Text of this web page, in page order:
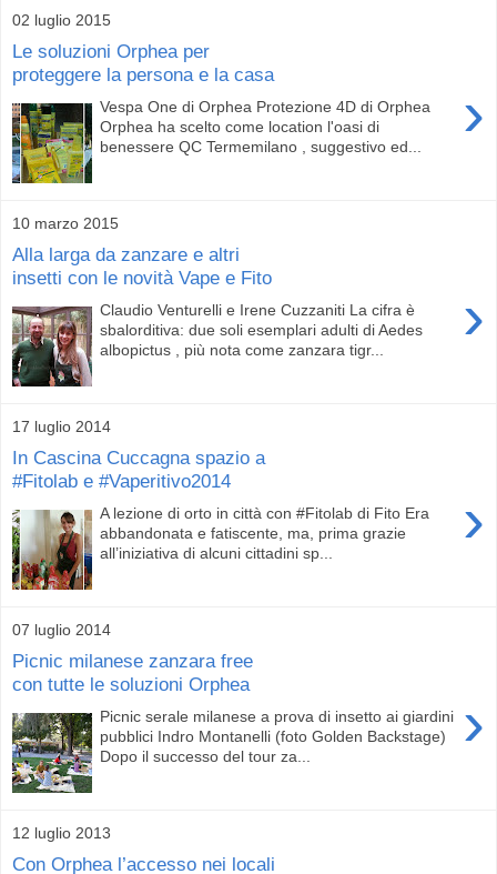
02 luglio 2015
Le soluzioni Orphea per
proteggere la persona e la casa
›
Vespa One di Orphea Protezione 4D di Orphea
Orphea ha scelto come location l'oasi di
benessere QC Termemilano , suggestivo ed...
10 marzo 2015
Alla larga da zanzare e altri
insetti con le novità Vape e Fito
›
Claudio Venturelli e Irene Cuzzaniti La cifra è
sbalorditiva: due soli esemplari adulti di Aedes
albopictus , più nota come zanzara tigr...
17 luglio 2014
In Cascina Cuccagna spazio a
#Fitolab e #Vaperitivo2014
›
A lezione di orto in città con #Fitolab di Fito Era
abbandonata e fatiscente, ma, prima grazie
all’iniziativa di alcuni cittadini sp...
07 luglio 2014
Picnic milanese zanzara free
con tutte le soluzioni Orphea
›
Picnic serale milanese a prova di insetto ai giardini
pubblici Indro Montanelli (foto Golden Backstage)
Dopo il successo del tour za...
12 luglio 2013
Con Orphea l’accesso nei locali